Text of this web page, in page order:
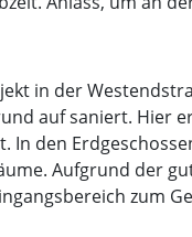
in der
auf saniert. Hier
den
Aufgrund der
zum